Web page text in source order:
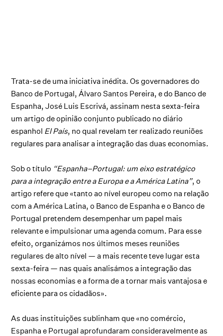
Trata-se de uma iniciativa inédita. Os governadores do
Banco de Portugal, Álvaro Santos Pereira, e do Banco de
Espanha, José Luis Escrivá, assinam nesta sexta-feira
um artigo de opinião conjunto publicado no diário
espanhol El País, no qual revelam ter realizado reuniões
regulares para analisar a integração das duas economias.
Sob o título “Espanha–Portugal: um eixo estratégico
para a integração entre a Europa e a América Latina”, o
artigo refere que «tanto ao nível europeu como na relação
com a América Latina, o Banco de Espanha e o Banco de
Portugal pretendem desempenhar um papel mais
relevante e impulsionar uma agenda comum. Para esse
efeito, organizámos nos últimos meses reuniões
regulares de alto nível — a mais recente teve lugar esta
sexta-feira — nas quais analisámos a integração das
nossas economias e a forma de a tornar mais vantajosa e
eficiente para os cidadãos».
As duas instituições sublinham que «no comércio,
Espanha e Portugal aprofundaram consideravelmente as